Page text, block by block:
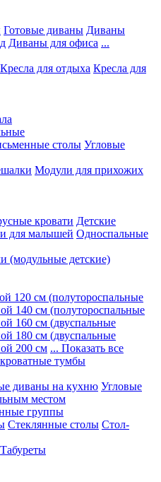
Готовые диваны Диваны
Диваны для офиса ...
Кресла для отдыха Кресла для
столы Угловые
Модули для прихожих
кровати Детские
для малышей Односпальные
(модульные детские)
120 см (полутороспальные
140 см (полутороспальные
160 см (двуспальные
180 см (двуспальные
200 см ... Показать все
тумбы
диваны на кухню Угловые
местом
группы
Стеклянные столы Стол-
Табуреты